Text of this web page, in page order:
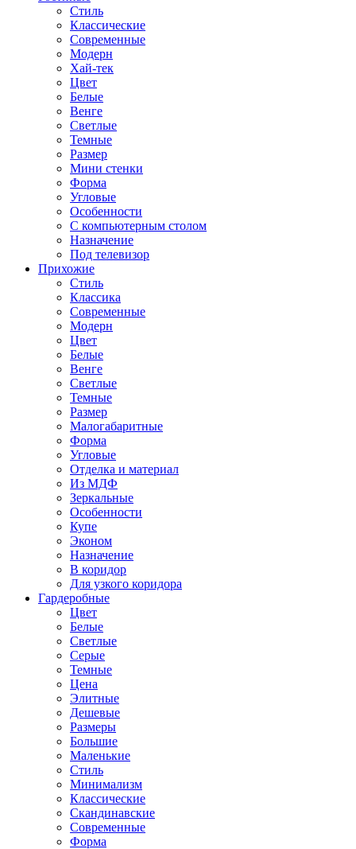
Стиль
Классические
Современные
Модерн
Хай-тек
Цвет
Белые
Венге
Светлые
Темные
Размер
Мини стенки
Форма
Угловые
Особенности
С компьютерным столом
Назначение
Под телевизор
Прихожие
Стиль
Классика
Современные
Модерн
Цвет
Белые
Венге
Светлые
Темные
Размер
Малогабаритные
Форма
Угловые
Отделка и материал
Из МДФ
Зеркальные
Особенности
Купе
Эконом
Назначение
В коридор
Для узкого коридора
Гардеробные
Цвет
Белые
Светлые
Серые
Темные
Цена
Элитные
Дешевые
Размеры
Большие
Маленькие
Стиль
Минимализм
Классические
Скандинавские
Современные
Форма